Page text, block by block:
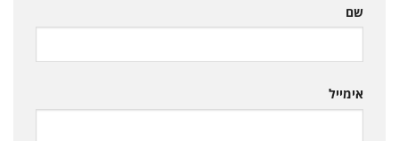
שם
אימייל